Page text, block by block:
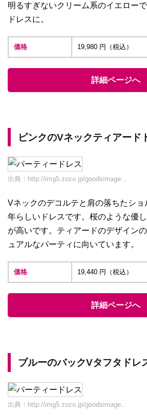
明るすぎないクリーム系のイエロー
ドレスに。
価格 19,980 円（税込）
詳細ページへ
ピンクのVネックティアード
出典： http://img5.zozo.jp/goodsimage...
Vネックのデコルテと肩の落ちたシ
年らしいドレスです。桜のような優
が高いです。ティアードのデザイン
ュアルなパーティに向いています。
価格 19,440 円（税込）
詳細ページへ
ブルーのバックVタフタドレ
出典： http://img5.zozo.jp/goodsimage...